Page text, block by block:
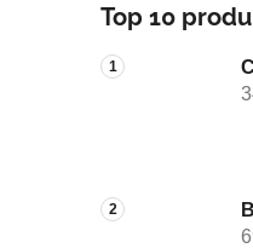
o
s
t
n
Top 10